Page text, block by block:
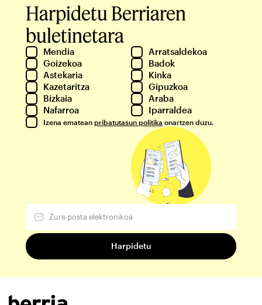
Harpidetu Berriaren
buletinetara
Mendia
Arratsaldekoa
Goizekoa
Badok
Astekaria
Kinka
Kazetaritza
Gipuzkoa
Bizkaia
Araba
Nafarroa
Iparraldea
Izena ematean pribatutasun politika onartzen duzu.